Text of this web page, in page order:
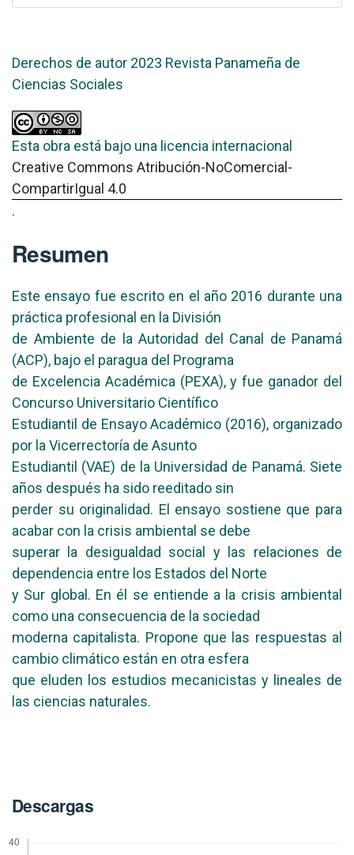
Derechos de autor 2023 Revista Panameña de
Ciencias Sociales
Esta obra está bajo una licencia internacional
Creative Commons Atribución-NoComercial-
CompartirIgual 4.0
.
Resumen
Este ensayo fue escrito en el año 2016 durante una
práctica profesional en la División
de Ambiente de la Autoridad del Canal de Panamá
(ACP), bajo el paragua del Programa
de Excelencia Académica (PEXA), y fue ganador del
Concurso Universitario Científico
Estudiantil de Ensayo Académico (2016), organizado
por la Vicerrectoría de Asunto
Estudiantil (VAE) de la Universidad de Panamá. Siete
años después ha sido reeditado sin
perder su originalidad. El ensayo sostiene que para
acabar con la crisis ambiental se debe
superar la desigualdad social y las relaciones de
dependencia entre los Estados del Norte
y Sur global. En él se entiende a la crisis ambiental
como una consecuencia de la sociedad
moderna capitalista. Propone que las respuestas al
cambio climático están en otra esfera
que eluden los estudios mecanicistas y lineales de
las ciencias naturales.
Descargas